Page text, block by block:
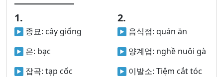
1.
종묘: cây giống
은: bạc
잡곡: tạp cốc
2.
음식점: quán ăn
양계업: nghề nuôi gà
이발소: Tiệm cắt tóc